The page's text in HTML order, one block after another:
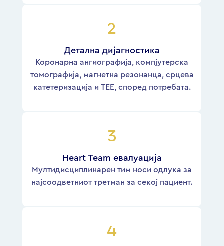
Детална дијагностика
Коронарна ангиографија, компјутерска
томографија, магнетна резонанца, срцева
катетеризација и ТЕЕ, според потребата.
Heart Team евалуација
Мултидисциплинарен тим носи одлука за
најсоодветниот третман за секој пациент.